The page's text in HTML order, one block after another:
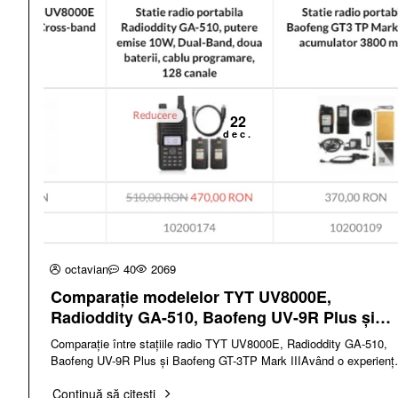
22
dec.
octavian 40 2069
Comparație modelelor TYT UV8000E,
Radioddity GA-510, Baofeng UV-9R Plus și
Baofeng GT3 TP Mark III
Comparație între stațiile radio TYT UV8000E, Radioddity GA-510,
Baofeng UV-9R Plus și Baofeng GT-3TP Mark IIIAvând o
Continuă să citești